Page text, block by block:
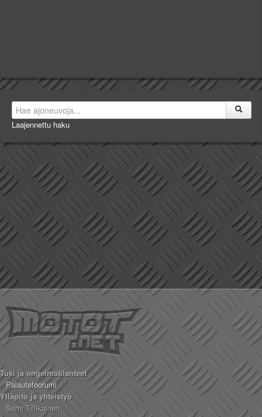
Laajennettu haku
Tuki ja ongelmatilanteet
Palautefoorumi
Ylläpito ja yhteistyö
Sami Tiilikainen